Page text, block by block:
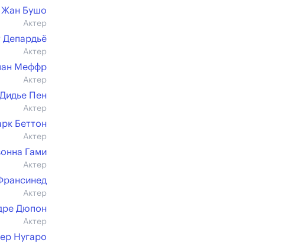
Жан Бушо
Актер
Депардьё
Актер
Меффр
Актер
Дидье Пен
Актер
Беттон
Актер
Гами
Актер
Актер
Дюпон
Актер
Нугаро